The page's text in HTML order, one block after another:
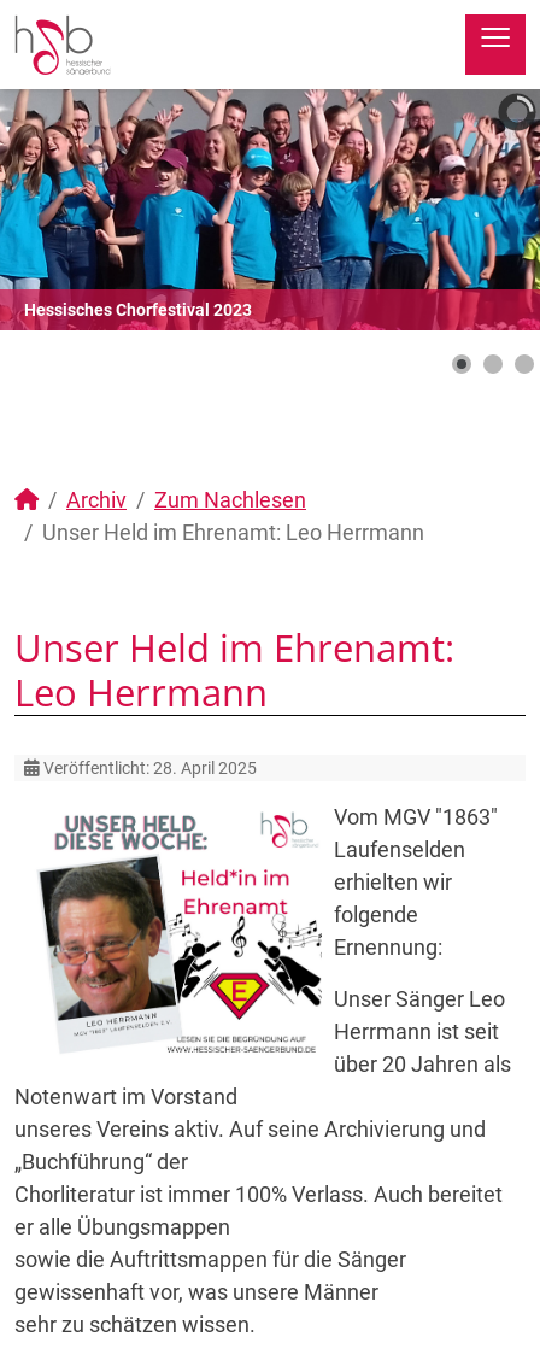
Hessisches Chorfestival 2023
Archiv
Zum Nachlesen
Unser Held im Ehrenamt: Leo Herrmann
Unser Held im Ehrenamt:
Leo Herrmann
Details
Veröffentlicht: 28. April 2025
Vom MGV "1863"
Laufenselden
erhielten wir
folgende
Ernennung:
Unser Sänger Leo
Herrmann ist seit
über 20 Jahren als
Notenwart im Vorstand
unseres Vereins aktiv. Auf seine Archivierung und
„Buchführung“ der
Chorliteratur ist immer 100% Verlass. Auch bereitet
er alle Übungsmappen
sowie die Auftrittsmappen für die Sänger
gewissenhaft vor, was unsere Männer
sehr zu schätzen wissen.
≡